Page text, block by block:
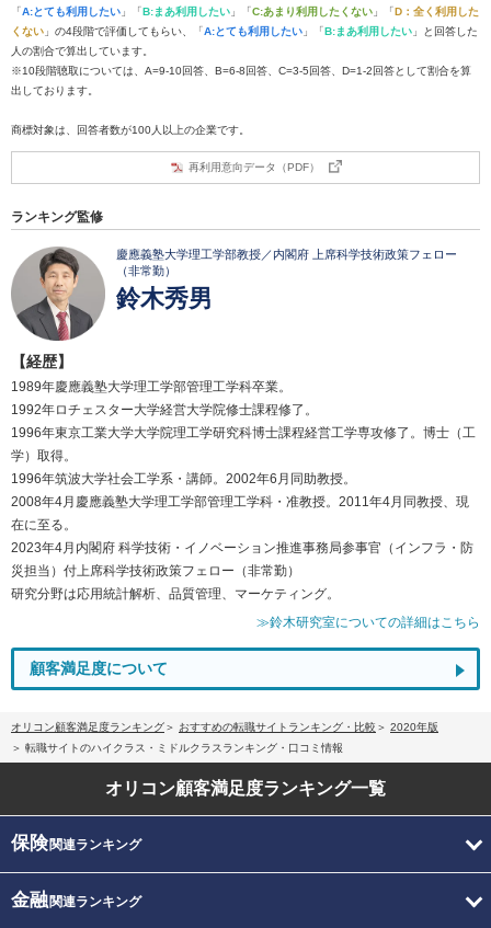
「A:とても利用したい 」「B:まあ利用したい 」「C:あまり利用したくない 」「D：全く利用した
くない 」の4段階で評価してもらい、「A:とても利用したい 」「B:まあ利用したい 」と回答した
人の割合で算出しています。
※10段階聴取については、A=9-10回答、B=6-8回答、C=3-5回答、D=1-2回答として割合を算
出しております。
商標対象は、回答者数が100人以上の企業です。
再利用意向データ（PDF）
ランキング監修
慶應義塾大学理工学部教授／内閣府 上席科学技術政策フェロー
（非常勤）
鈴木秀男
【経歴】
1989年慶應義塾大学理工学部管理工学科卒業。
1992年ロチェスター大学経営大学院修士課程修了。
1996年東京工業大学大学院理工学研究科博士課程経営工学専攻修了。博士（工
学）取得。
1996年筑波大学社会工学系・講師。2002年6月同助教授。
2008年4月慶應義塾大学理工学部管理工学科・准教授。2011年4月同教授、現
在に至る。
2023年4月内閣府 科学技術・イノベーション推進事務局参事官（インフラ・防
災担当）付上席科学技術政策フェロー（非常勤）
研究分野は応用統計解析、品質管理、マーケティング。
≫鈴木研究室についての詳細はこちら
顧客満足度について
オリコン顧客満足度ランキング おすすめの転職サイトランキング・比較
2020年版
転職サイトのハイクラス・ミドルクラスランキング・口コミ情報
オリコン顧客満足度ランキング一覧
保険関連ランキング
金融関連ランキング